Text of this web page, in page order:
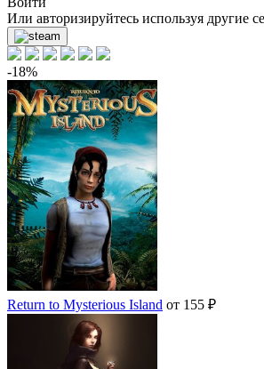
183 ₽купить
189 ₽купить
199 ₽
-3%по промокоду: HOT-GAME3
441 ₽купить
нет в наличии
нет в наличии
Или авторизируйтесь используя другие
-18%
Return to Mysterious Island от 155 ₽